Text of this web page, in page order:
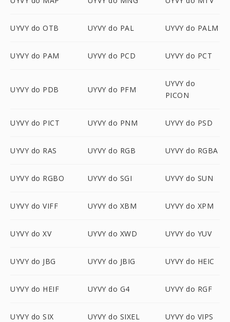
UYVY do OTB UYVY do PAL UYVY do PALM
UYVY do PAM UYVY do PCD UYVY do PCT
UYVY do PDB UYVY do PFM
UYVY do
PICON
UYVY do PICT UYVY do PNM UYVY do PSD
UYVY do RAS UYVY do RGB UYVY do RGBA
UYVY do RGBO UYVY do SGI UYVY do SUN
UYVY do VIFF UYVY do XBM UYVY do XPM
UYVY do XV UYVY do XWD UYVY do YUV
UYVY do JBG UYVY do JBIG UYVY do HEIC
UYVY do HEIF UYVY do G4 UYVY do RGF
UYVY do SIX UYVY do SIXEL UYVY do VIPS